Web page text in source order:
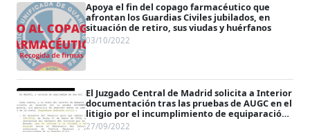
Apoya el fin del copago farmacéutico que
afrontan los Guardias Civiles jubilados, en
situación de retiro, sus viudas y huérfanos
03/10/2022
El Juzgado Central de Madrid solicita a Interior
documentación tras las pruebas de AUGC en el
litigio por el incumplimiento de equiparación
salarial
27/09/2022